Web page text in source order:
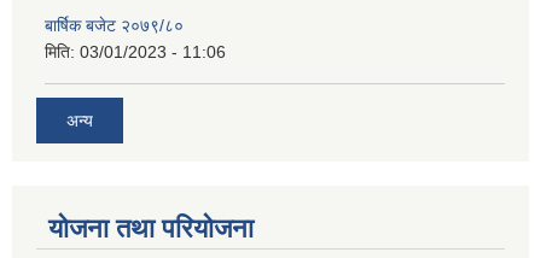
बार्षिक बजेट २०७९/८०
मिति: 03/01/2023 - 11:06
अन्य
योजना तथा परियोजना